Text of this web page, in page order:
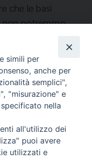
che le basi
potremmo
simili per
anche per
semplici",
"misurazione" e
nella
all'utilizzo dei
puoi avere
utilizzati e